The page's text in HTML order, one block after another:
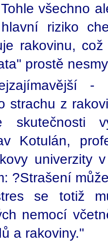
všechno
riziko
rakovinu,
prostě
-
strachu z
skutečnosti
Kotulán,
univerzity
?Strašení
se totiž
nemocí
a rakoviny."